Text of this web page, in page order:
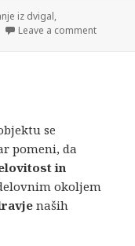
iz dvigal,
Leave a comment
se
pomeni, da
in
okoljem
naših